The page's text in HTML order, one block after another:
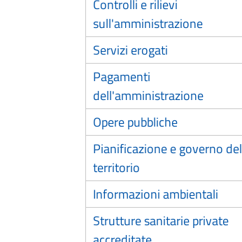
Controlli e rilievi
sull'amministrazione
Servizi erogati
Pagamenti
dell'amministrazione
Opere pubbliche
Pianificazione e governo del
territorio
Informazioni ambientali
Strutture sanitarie private